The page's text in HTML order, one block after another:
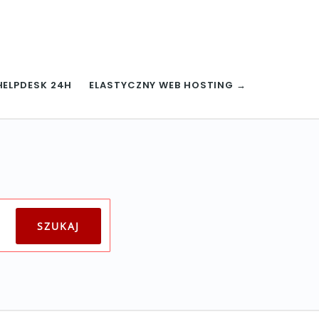
24H ELASTYCZNY WEB HOSTING →